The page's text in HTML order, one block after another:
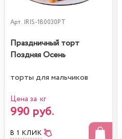
Арт. IRIS-180030PT
Праздничный торт
Поздняя Осень
торты для мальчиков
Цена за кг
990 руб.
В 1 КЛИК